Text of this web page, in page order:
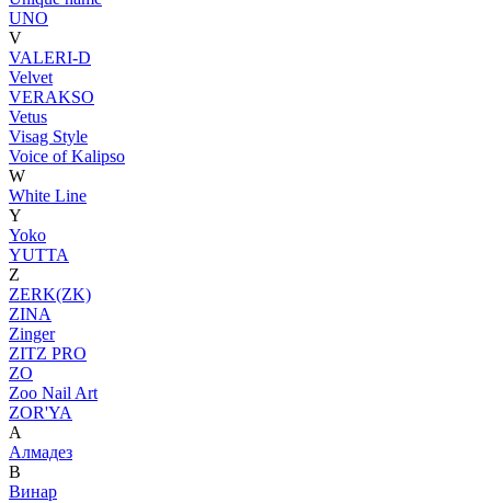
UNO
V
VALERI-D
Velvet
VERAKSO
Vetus
Visag Style
Voice of Kalipso
W
White Line
Y
Yoko
YUTTA
Z
ZERK(ZK)
ZINA
Zinger
ZITZ PRO
ZO
Zoo Nail Art
ZOR'YA
А
Алмадез
В
Винар